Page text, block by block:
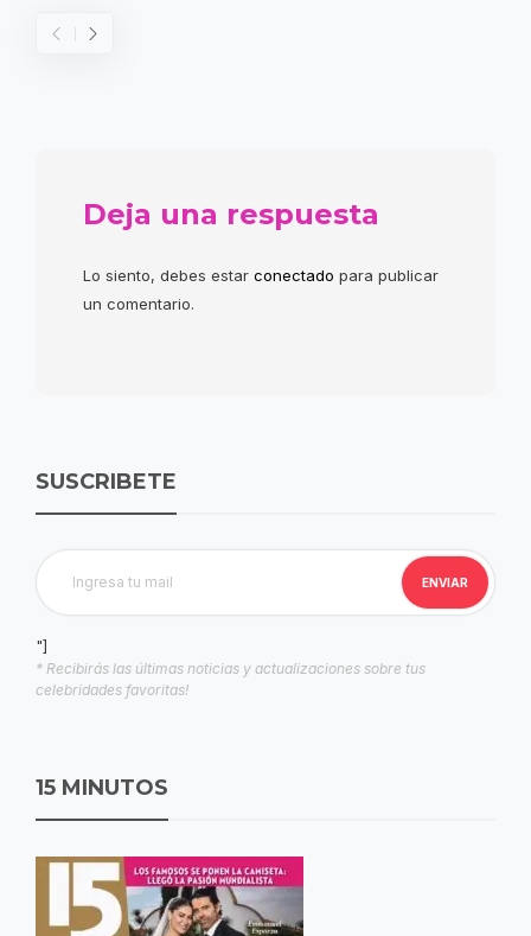
Deja una respuesta
Lo siento, debes estar conectado para publicar
un comentario.
SUSCRIBETE
"]
* Recibirás las últimas noticias y actualizaciones sobre tus
celebridades favoritas!
15 MINUTOS